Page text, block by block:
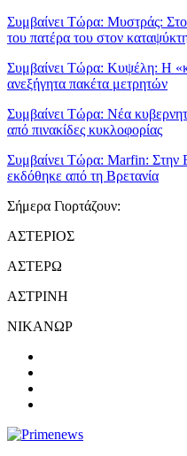
Συμβαίνει Τώρα: Μυστράς:
του πατέρα του στον
Συμβαίνει Τώρα: Κυψέλη: Η
ανεξήγητα πακέτα μετρητών
Συμβαίνει Τώρα: Νέα
από πινακίδες κυκλοφορίας
Συμβαίνει Τώρα: Marfin: Στην
εκδόθηκε από τη Βρετανία
Σήμερα Γιορτάζουν:
ΑΣΤΕΡΙΟΣ
ΑΣΤΕΡΩ
ΑΣΤΡΙΝΗ
ΝΙΚΑΝΩΡ